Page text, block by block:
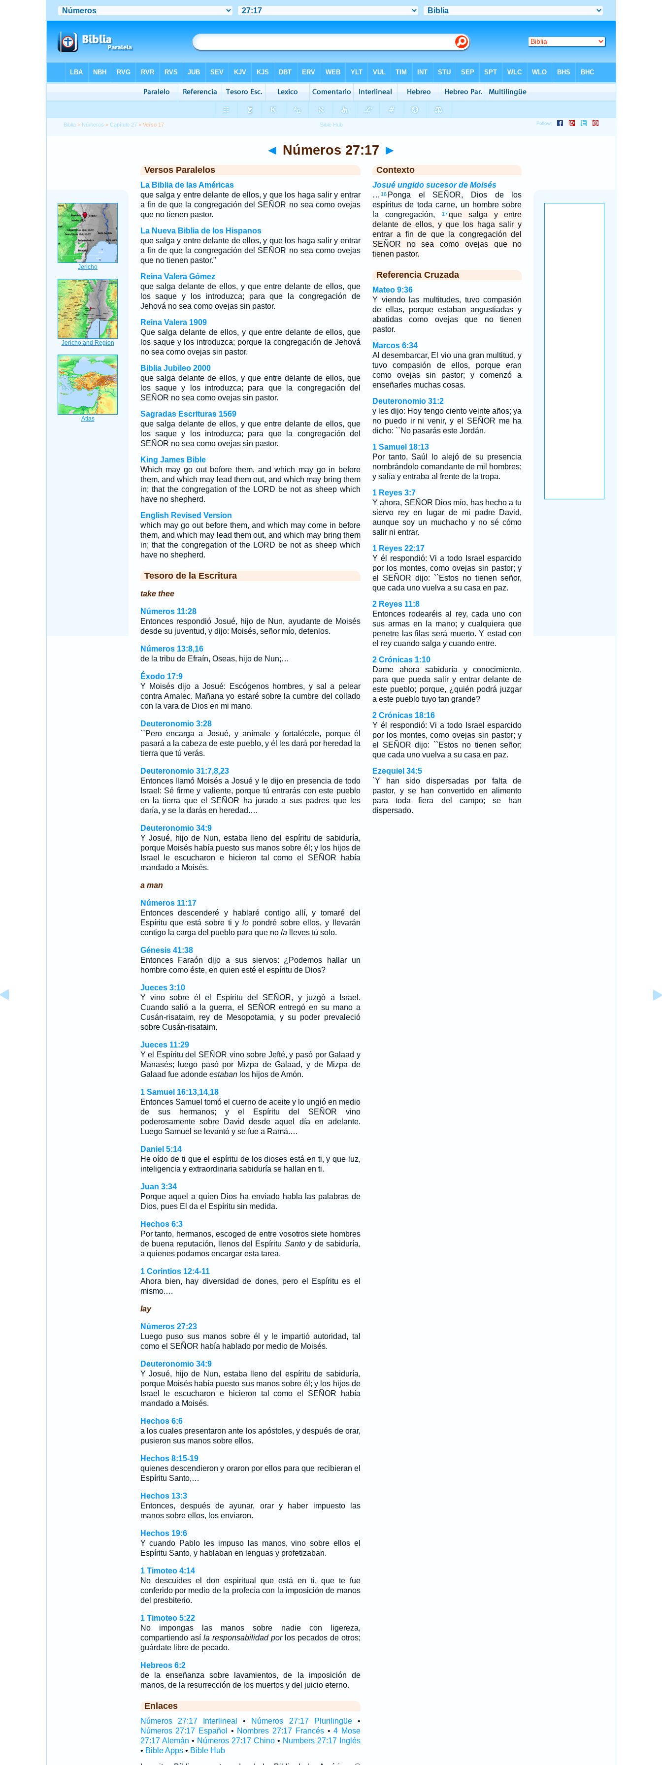
Biblia > Números >Capítulo 27 > Verso 17
◄ Números 27:17 ►
Versos Paralelos
La Biblia de las Américas
que salga y entre delante de ellos, y que los haga salir y entrar
a fin de que la congregación del SEÑOR no sea como ovejas
que no tienen pastor.
La Nueva Biblia de los Hispanos
que salga y entre delante de ellos, y que los haga salir y entrar
a fin de que la congregación del SEÑOR no sea como ovejas
que no tienen pastor."
Reina Valera Gómez
que salga delante de ellos, y que entre delante de ellos, que
los saque y los introduzca; para que la congregación de
Jehová no sea como ovejas sin pastor.
Reina Valera 1909
Que salga delante de ellos, y que entre delante de ellos, que
los saque y los introduzca; porque la congregación de Jehová
no sea como ovejas sin pastor.
Biblia Jubileo 2000
que salga delante de ellos, y que entre delante de ellos, que
los saque y los introduzca; para que la congregación del
SEÑOR no sea como ovejas sin pastor.
Sagradas Escrituras 1569
que salga delante de ellos, y que entre delante de ellos, que
los saque y los introduzca; para que la congregación del
SEÑOR no sea como ovejas sin pastor.
King James Bible
Which may go out before them, and which may go in before
them, and which may lead them out, and which may bring them
in; that the congregation of the LORD be not as sheep which
have no shepherd.
English Revised Version
which may go out before them, and which may come in before
them, and which may lead them out, and which may bring them
in; that the congregation of the LORD be not as sheep which
have no shepherd.
Tesoro de la Escritura
take thee
Números 11:28
Entonces respondió Josué, hijo de Nun, ayudante de Moisés
desde su juventud, y dijo: Moisés, señor mío, detenlos.
Números 13:8,16
de la tribu de Efraín, Oseas, hijo de Nun;…
Éxodo 17:9
Y Moisés dijo a Josué: Escógenos hombres, y sal a pelear
contra Amalec. Mañana yo estaré sobre la cumbre del collado
con la vara de Dios en mi mano.
Deuteronomio 3:28
``Pero encarga a Josué, y anímale y fortalécele, porque él
pasará a la cabeza de este pueblo, y él les dará por heredad la
tierra que tú verás.
Deuteronomio 31:7,8,23
Entonces llamó Moisés a Josué y le dijo en presencia de todo
Israel: Sé firme y valiente, porque tú entrarás con este pueblo
en la tierra que el SEÑOR ha jurado a sus padres que les
daría, y se la darás en heredad.…
Deuteronomio 34:9
Y Josué, hijo de Nun, estaba lleno del espíritu de sabiduría,
porque Moisés había puesto sus manos sobre él; y los hijos de
Israel le escucharon e hicieron tal como el SEÑOR había
mandado a Moisés.
a man
Números 11:17
Entonces descenderé y hablaré contigo allí, y tomaré del
Espíritu que está sobre ti ylo pondré sobre ellos, y llevarán
contigo la carga del pueblo para que no la lleves tú solo.
Génesis 41:38
Entonces Faraón dijo a sus siervos: ¿Podemos hallar un
hombre como éste, en quien esté el espíritu de Dios?
Jueces 3:10
Y vino sobre él el Espíritu del SEÑOR, y juzgó a Israel.
Cuando salió a la guerra, el SEÑOR entregó en su mano a
Cusán-risataim, rey de Mesopotamia, y su poder prevaleció
sobre Cusán-risataim.
Jueces 11:29
Y el Espíritu del SEÑOR vino sobre Jefté, y pasó por Galaad y
Manasés; luego pasó por Mizpa de Galaad, y de Mizpa de
Galaad fue adonde estabanlos hijos de Amón.
1 Samuel 16:13,14,18
Entonces Samuel tomó el cuerno de aceite y lo ungió en medio
de sus hermanos; y el Espíritu del SEÑOR vino
poderosamente sobre David desde aquel día en adelante.
Luego Samuel se levantó y se fue a Ramá.…
Daniel 5:14
He oído de ti que el espíritu de los dioses está en ti, y que luz,
inteligencia y extraordinaria sabiduría se hallan en ti.
Juan 3:34
Porque aquel a quien Dios ha enviado habla las palabras de
Dios, pues El da el Espíritu sin medida.
Hechos 6:3
Por tanto, hermanos, escoged de entre vosotros siete hombres
de buena reputación, llenos del Espíritu Santoy de sabiduría,
a quienes podamos encargar esta tarea.
1 Corintios 12:4-11
Ahora bien, hay diversidad de dones, pero el Espíritu es el
mismo.…
lay
Números 27:23
Luego puso sus manos sobre él y le impartió autoridad, tal
como el SEÑOR había hablado por medio de Moisés.
Deuteronomio 34:9
Y Josué, hijo de Nun, estaba lleno del espíritu de sabiduría,
porque Moisés había puesto sus manos sobre él; y los hijos de
Israel le escucharon e hicieron tal como el SEÑOR había
mandado a Moisés.
Hechos 6:6
a los cuales presentaron ante los apóstoles, y después de orar,
pusieron sus manos sobre ellos.
Hechos 8:15-19
quienes descendieron y oraron por ellos para que recibieran el
Espíritu Santo,…
Hechos 13:3
Entonces, después de ayunar, orar y haber impuesto las
manos sobre ellos, los enviaron.
Hechos 19:6
Y cuando Pablo les impuso las manos, vino sobre ellos el
Espíritu Santo, y hablaban en lenguas y profetizaban.
1 Timoteo 4:14
No descuides el don espiritual que está en ti, que te fue
conferido por medio de la profecía con la imposición de manos
del presbiterio.
1 Timoteo 5:22
No impongas las manos sobre nadie con ligereza,
compartiendo así la responsabilidad porlos pecados de otros;
guárdate libre de pecado.
Hebreos 6:2
de la enseñanza sobre lavamientos, de la imposición de
manos, de la resurrección de los muertos y del juicio eterno.
Enlaces
Números 27:17 Interlineal • Números 27:17 Plurilingüe•
Números 27:17 Español
• Nombres 27:17 Francés•4 Mose
27:17 Alemán • Números 27:17 Chino• Numbers 27:17 Inglés
• Bible Apps• Bible Hub
Contexto
Josué ungido sucesor de Moisés
… 16 Ponga el SEÑOR, Dios de los
espíritus de toda carne, un hombre sobre
la congregación,
17que salga y entre
delante de ellos, y que los haga salir y
entrar a fin de que la congregación del
SEÑOR no sea como ovejas que no
tienen pastor.
Referencia Cruzada
Mateo 9:36
Y viendo las multitudes, tuvo compasión
de ellas, porque estaban angustiadas y
abatidas como ovejas que no tienen
pastor.
Marcos 6:34
Al desembarcar, El vio una gran multitud, y
tuvo compasión de ellos, porque eran
como ovejas sin pastor; y comenzó a
enseñarles muchas cosas.
Deuteronomio 31:2
y les dijo: Hoy tengo ciento veinte años; ya
no puedo ir ni venir, y el SEÑOR me ha
dicho: ``No pasarás este Jordán.
1 Samuel 18:13
Por tanto, Saúl lo alejó de su presencia
nombrándolo comandante de mil hombres;
y salía y entraba al frente de la tropa.
1 Reyes 3:7
Y ahora, SEÑOR Dios mío, has hecho a tu
siervo rey en lugar de mi padre David,
aunque soy un muchacho y no sé cómo
salir ni entrar.
1 Reyes 22:17
Y él respondió: Vi a todo Israel esparcido
por los montes, como ovejas sin pastor; y
el SEÑOR dijo: ``Estos no tienen señor,
que cada uno vuelva a su casa en paz.
2 Reyes 11:8
Entonces rodearéis al rey, cada uno con
sus armas en la mano; y cualquiera que
penetre las filas será muerto. Y estad con
el rey cuando salga y cuando entre.
2 Crónicas 1:10
Dame ahora sabiduría y conocimiento,
para que pueda salir y entrar delante de
este pueblo; porque, ¿quién podrá juzgar
a este pueblo tuyo tan grande?
2 Crónicas 18:16
Y él respondió: Vi a todo Israel esparcido
por los montes, como ovejas sin pastor; y
el SEÑOR dijo: ``Estos no tienen señor;
que cada uno vuelva a su casa en paz.
Ezequiel 34:5
`Y han sido dispersadas por falta de
pastor, y se han convertido en alimento
para toda fiera del campo; se han
dispersado.